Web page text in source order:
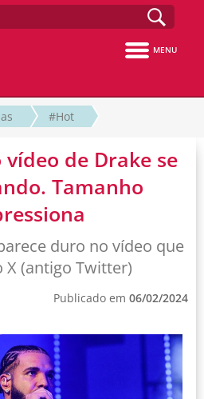
MENU
#Hot
de Drake se
Tamanho
duro no vídeo que
X (antigo Twitter)
Publicado em 06/02/2024